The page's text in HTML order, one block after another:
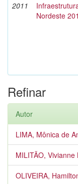
2011
Nordeste
Refinar
Autor
LIMA, Mônica de
MILITÃO, Vivianne
OLIVEIRA,